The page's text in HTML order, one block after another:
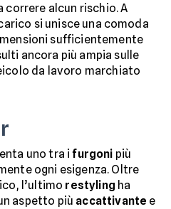
correre alcun rischio. A
si unisce una comoda
sufficientemente
ancora più ampia sulle
da lavoro marchiato
uno tra ifurgoni più
ogni esigenza. Oltre
l’ultimo restyling ha
aspetto più accattivante e